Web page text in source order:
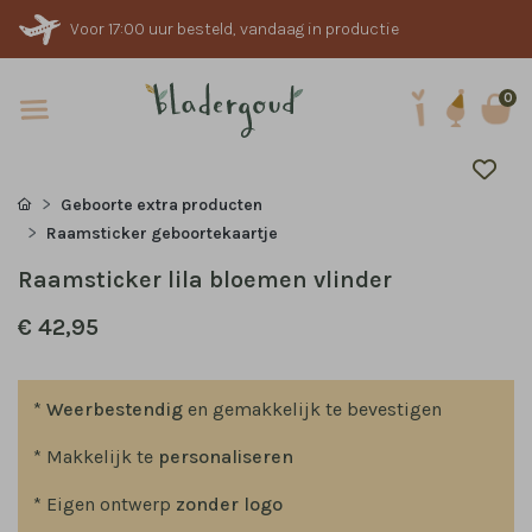
Voor 17:00 uur besteld, vandaag in productie
0
Geboorte extra producten
Raamsticker geboortekaartje
Raamsticker lila bloemen vlinder
€ 42,95
* Weerbestendig en gemakkelijk te bevestigen
* Makkelijk te personaliseren
* Eigen ontwerp zonder logo